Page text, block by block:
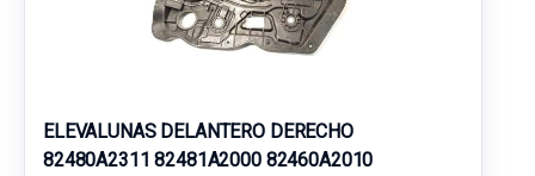
ELEVALUNAS DELANTERO DERECHO
82480A2311 82481A2000 82460A2010